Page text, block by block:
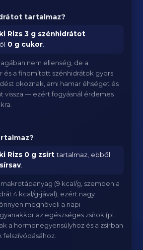
tartalmaz?
Rizs 3 g szénhidrátot
0 g cukor
nem ellenség, de a
és a finomított szénhidrátok gyors
okoznak, ami hamar éhséget és
vissza — ezért fogyásnál érdemes
Rizs 0 g zsírttartalmaz, ebből
(9 kcal/g, szemben a
4 kcal/g-jával), ezért nagy
megnöveli a napi
az egészséges zsírok (pl.
a hormonegyensúlyhoz és a zsírban